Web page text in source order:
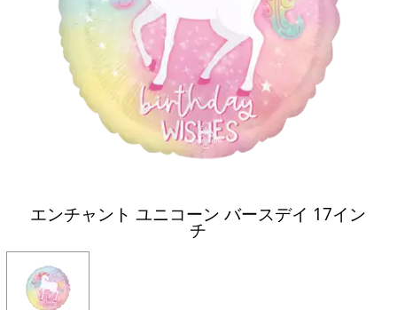
エンチャント ユニコーン バースデイ 17イン
チ